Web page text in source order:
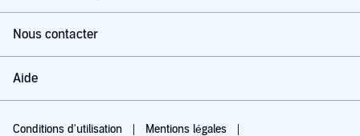
Nous contacter
Aide
Conditions d'utilisation Mentions légales